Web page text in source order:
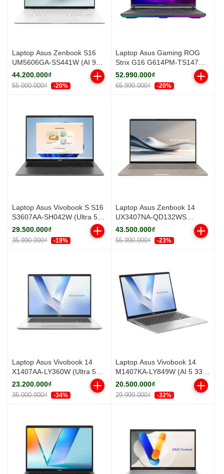
Laptop Asus Zenbook S16
UM5606GA-SS441W (AI 9
465/ 16GB/ 512GB SSD/
16.0inch 3K/ 120Hz/ Win11/
White/ Vỏ nhôm/ Túi)
44.200.000₫
55.000.000₫ -20%
Laptop Asus Gaming ROG
Strix G16 G614PM-TS147W
(R9 8940HX/ 16GB/ 512GB
SSD/ RTX 5060 8GB/ 16 inch
2.5K/ 300Hz/ Win11/ Gray/ Vỏ
52.990.000₫
65.990.000₫ -20%
Laptop Asus Vivobook S S16
S3607AA-SH042W (Ultra 5
325/ 16GB/ 512GB SSD/ 16
inch WUXGA/ Win11/ Gray/
29.500.000₫
35.990.000₫ -19%
Laptop Asus Zenbook 14
UX3407NA-QD132WS
(Snapdragon X2 Elite X2E-
88-100/ 16GB/ 512GB SSD/
14.0inch WQXGA OLED/ Win
43.500.000₫
55.990.000₫ -23%
Laptop Asus Vivobook 14
X1407AA-LY360W (Ultra 5
325/ 16GB/ 512GB SSD/ 14
inch WUXGA/ 60HZ/ Win11/
23.200.000₫
35.000.000₫ -34%
Laptop Asus Vivobook 14
M1407KA-LY849W (AI 5 330/
16GB/ 512GB SSD/ 14 inch
WUXGA/ 60HZ/ Win11/ Silver)
20.500.000₫
29.999.000₫ -32%